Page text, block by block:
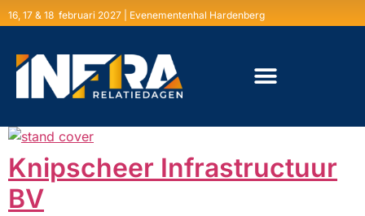
16, 17 & 18 februari 2027 | Evenementenhal Hardenberg
Knipscheer Infrastructuur
BV